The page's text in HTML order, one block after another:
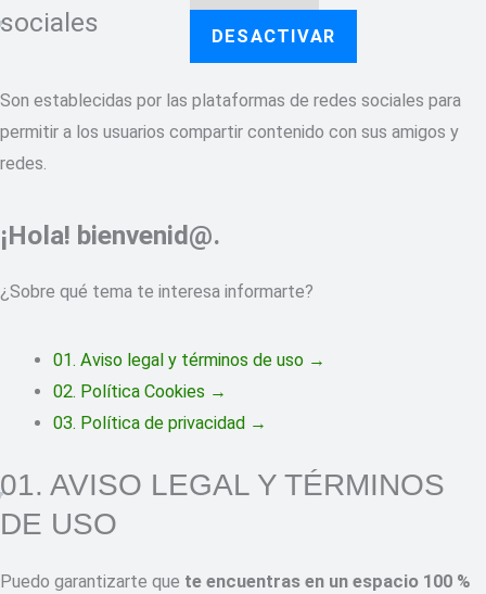
sociales
DESACTIVAR
Son establecidas por las plataformas de redes sociales para
permitir a los usuarios compartir contenido con sus amigos y
redes.
¡Hola! bienvenid@.
¿Sobre qué tema te interesa informarte?
01. Aviso legal y términos de uso →
02. Política Cookies →
03. Política de privacidad →
01. AVISO LEGAL Y TÉRMINOS
DE USO
Puedo garantizarte que te encuentras en un espacio 100 %